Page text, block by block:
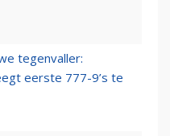
tegenvaller:
eerste 777-9’s te